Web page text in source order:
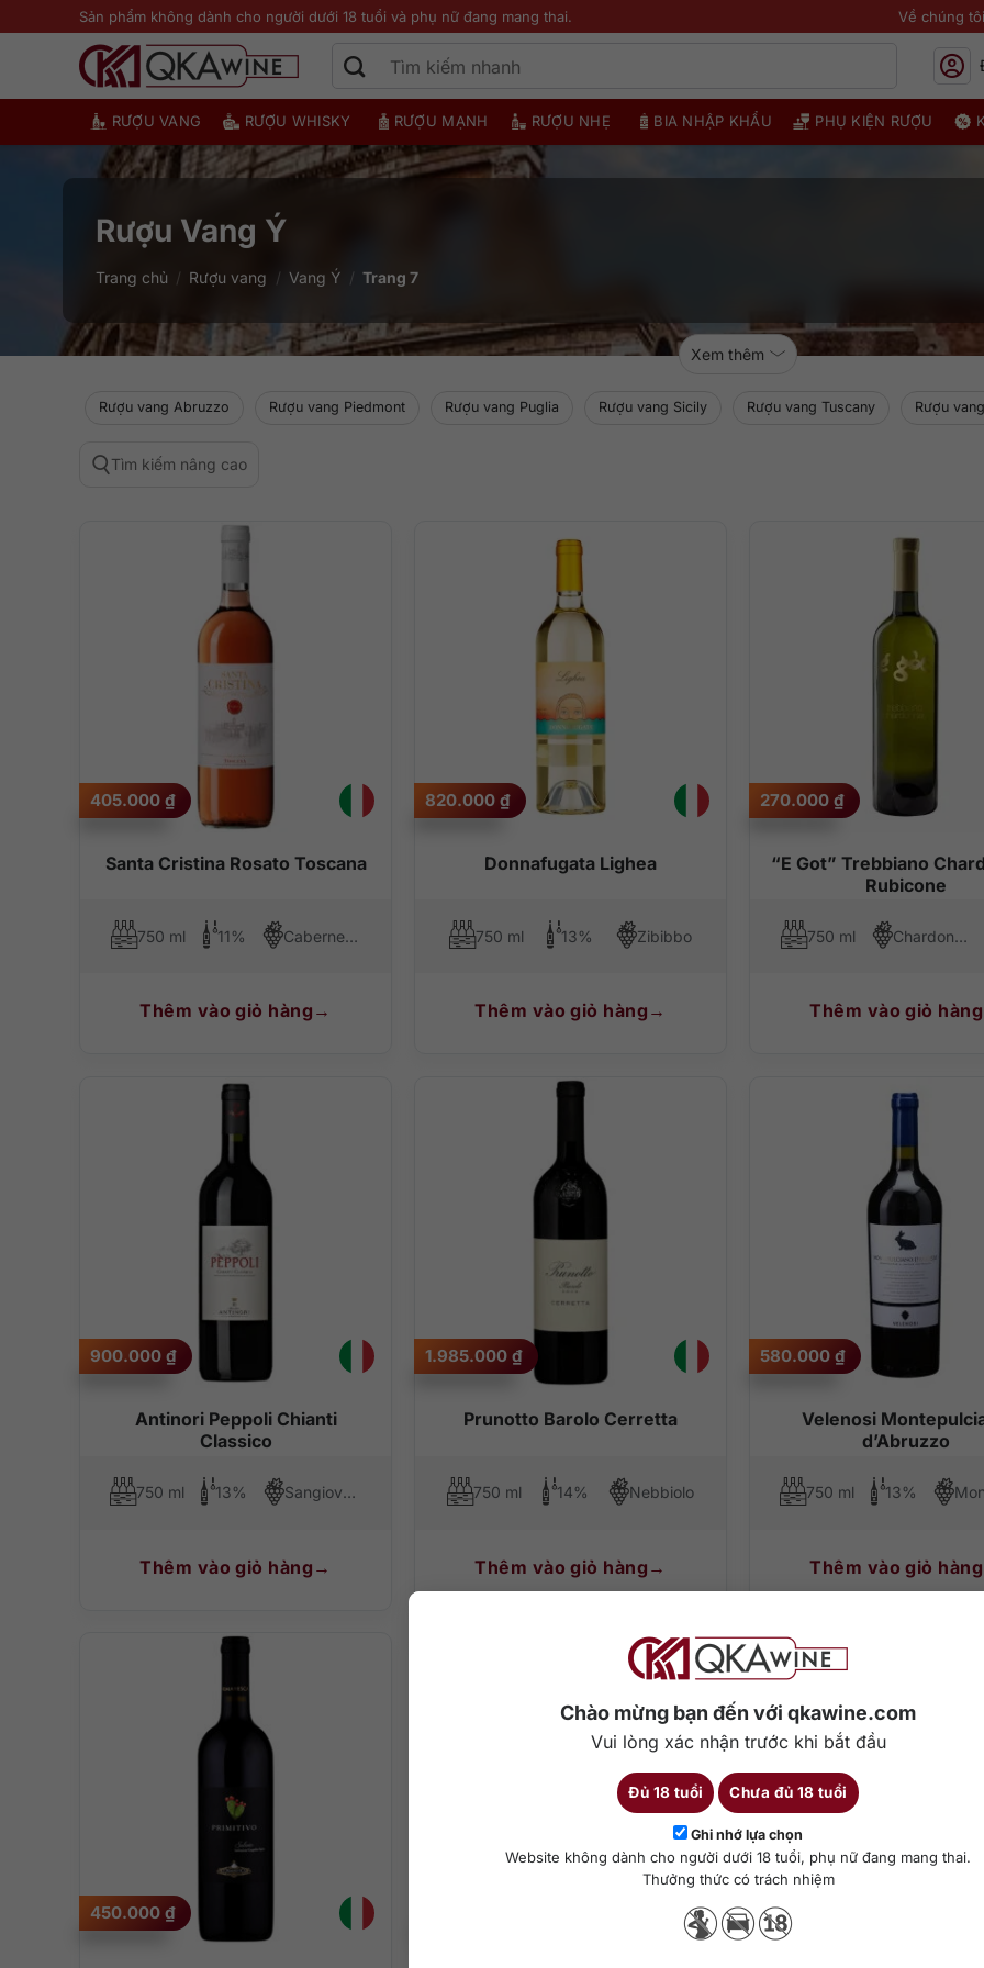
Chào mừng bạn đến với qkawine.com
Vui lòng xác nhận trước khi bắt đầu
Đủ 18 tuổi Chưa đủ 18 tuổi
Ghi nhớ lựa chọn
Website không dành cho người dưới 18 tuổi, phụ nữ đang mang thai.
Thưởng thức có trách nhiệm
qua
Sản phẩm không dành cho người dưới 18 tuổi và phụ nữ đang mang thai. Về chúng tôi
RƯỢU VANG RƯỢU WHISKY RƯỢU MẠNH RƯỢU NHẸ BIA NHẬP KHẨU PHỤ KIỆN RƯỢU
Rượu Vang Ý
Trang chủ / Rượu vang / Vang Ý / Trang 7
Xem thêm
Rượu vang Abruzzo Rượu vang Piedmont Rượu vang Puglia Rượu vang Sicily Rượu vang Tuscany Rượu
Tìm kiếm nâng cao
Santa Cristina Rosato Toscana
405.000 ₫
750 ml 11% Cabernet Sauvignon, Merlot, Sangiovese, Syrah (Shiraz)
Thêm vào giỏ hàng
Donnafugata Lighea
820.000 ₫
750 ml 13% Zibibbo
Thêm vào giỏ hàng
“E Got” Trebbiano
Rubicone
270.000 ₫
750 ml Chardonnay, Trebbiano
Thêm vào giỏ hàng
Antinori Peppoli Chianti
Classico
900.000 ₫
750 ml 13% Sangiovese
Thêm vào giỏ hàng
Prunotto Barolo Cerretta
1.985.000 ₫
750 ml 14% Nebbiolo
Thêm vào giỏ hàng
Velenosi
d’Abruzzo
580.000 ₫
750 ml 13%
Thêm vào giỏ hàng
450.000 ₫ 1.350.000